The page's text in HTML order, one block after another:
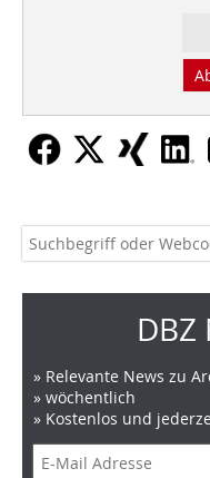
» Relevante News zu
» wöchentlich
» Kostenlos und